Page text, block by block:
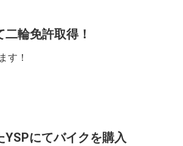
輪免許取得！
す！
YSPにてバイクを購入